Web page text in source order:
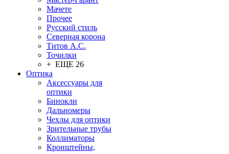
Мачете
Прочее
Русский стиль
Северная корона
Титов А.С.
Точилки
+ ЕЩЕ 26
Оптика
Аксессуары для
оптики
Бинокли
Дальномеры
Чехлы для оптики
Зрительные трубы
Коллиматоры
Кронштейны,